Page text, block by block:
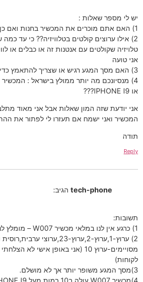
יש לי מספר שאלות :
1) האם אתם מוכרים את המכשיר בחנות ואם כן אז מה המחיר??
2) אילו ערוצים קולטים בטלוויזיה?? כי עד
טלויזיה שקולטים עם אנטנות זה או כבלים או
אני טועה
3) האם מסך המגע רגיש או שצריך להתאמץ כדי שהמסך יתחלף??
4) מנסיונכם מה יותר ממולץ בישראל : המכשיר הזה (W700)
או IPHONE I9???
אני יודעת שזה המון שאלות אבל אני מאוד
המכשיר ואני ישמח אם תעזרו לי לפתור את
תודה
Reply
tech-phone הגיב:
תשובות:
1) כרגע אין לנו במלאי מכשיר W007 – מומלץ לנסות לקנות בחו"ל.
2) ערוץ-1,ערוץ-2,ערוץ-23,ערוצי
לקוחות)
3)מסך המגע משופר יותר אך לא מושלם.